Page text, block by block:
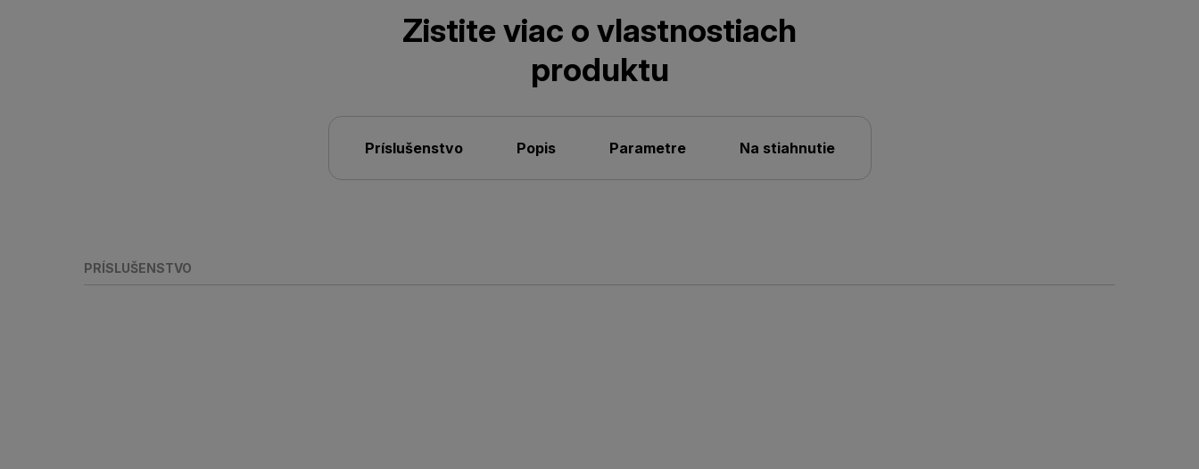
Zistite viac o vlastnostiach
produktu
Príslušenstvo Popis Parametre Na stiahnutie
PRÍSLUŠENSTVO